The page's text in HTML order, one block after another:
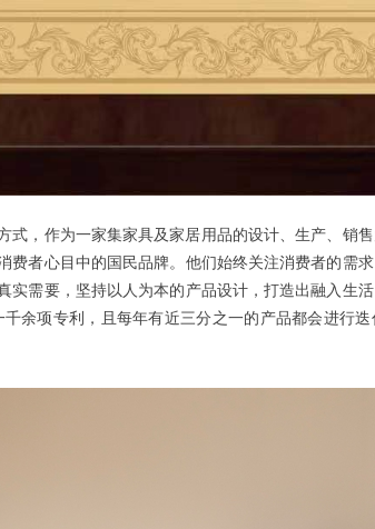
，作为一家集家具及家居用品的设计、生产、销
者心目中的国民品牌。他们始终关注消费者的需
需要，坚持以人为本的产品设计，打造出融入生
余项专利，且每年有近三分之一的产品都会进行